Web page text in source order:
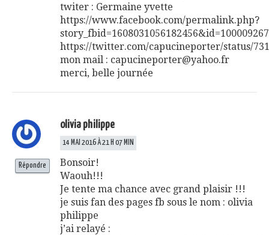
twiter : Germaine yvette
https://www.facebook.com/permalink.php?
https://twitter.com/capucineporter/status/
mon mail : capucineporter@yahoo.fr
merci, belle journée
olivia philippe
14 MAI 2016 À 21 H 07 MIN
Bonsoir!
Waouh!!!
Je tente ma chance avec grand plaisir !!!
je suis fan des pages fb sous le nom : olivia
philippe
j’ai relayé :
Répondre